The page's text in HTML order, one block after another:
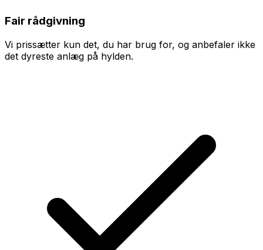
Fair rådgivning
Vi prissætter kun det, du har brug for, og anbefaler ikke
det dyreste anlæg på hylden.